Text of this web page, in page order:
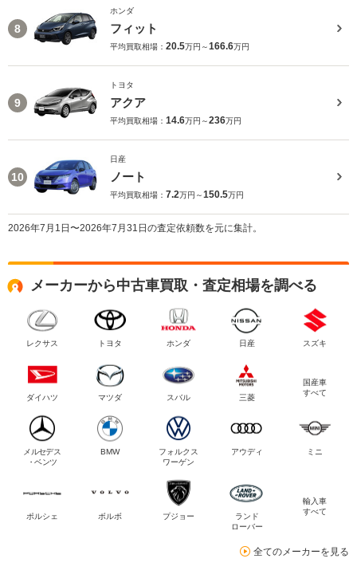
8
ホンダ
フィット
平均買取相場： 20.5万円～166.6万円
9
トヨタ
アクア
平均買取相場： 14.6万円～236万円
10
日産
ノート
平均買取相場： 7.2万円～150.5万円
2026年7月1日〜2026年7月31日の査定依頼数を元に集計。
メーカーから中古車買取・査定相場を調べる
レクサス トヨタ ホンダ 日産 スズキ
ダイハツ マツダ スバル 三菱
国産車
すべて
メルセデス
・ベンツ
BMW
フォルクス
ワーゲン
アウディ ミニ
ポルシェ ボルボ プジョー
ランド
ローバー
輸入車
すべて
全てのメーカーを見る